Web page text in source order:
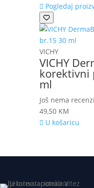
Pogledaj
VICHY
VICHY
korektivni
ml
Još nema
49,50 KM
U košaricu